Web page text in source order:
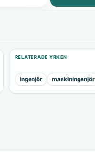
RELATERADE YRKEN
ingenjör maskiningenjör